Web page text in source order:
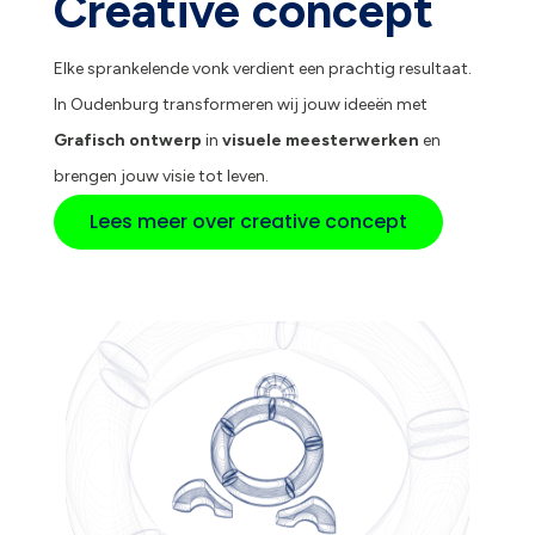
Elke sprankelende vonk verdient een prachtig resultaat.
In Oudenburg transformeren wij jouw ideeën met
Grafisch ontwerp in visuele meesterwerken en
brengen jouw visie tot leven.
Lees meer over creative concept